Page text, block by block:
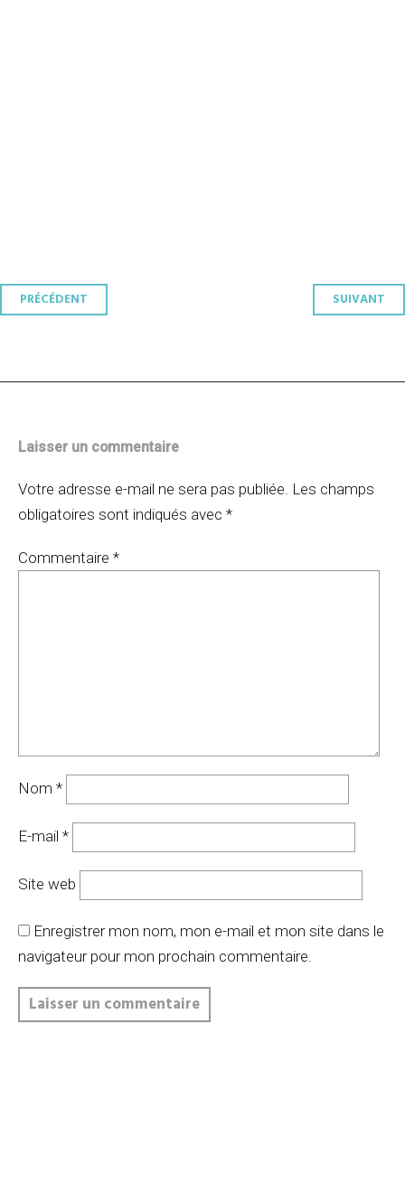
Navigation
PRÉCÉDENT SUIVANT
Laisser un commentaire
Votre adresse e-mail ne sera pas publiée. Les champs
obligatoires sont indiqués avec *
Commentaire *
Nom *
E-mail *
Site web
Enregistrer mon nom, mon e-mail et mon site dans le
navigateur pour mon prochain commentaire.